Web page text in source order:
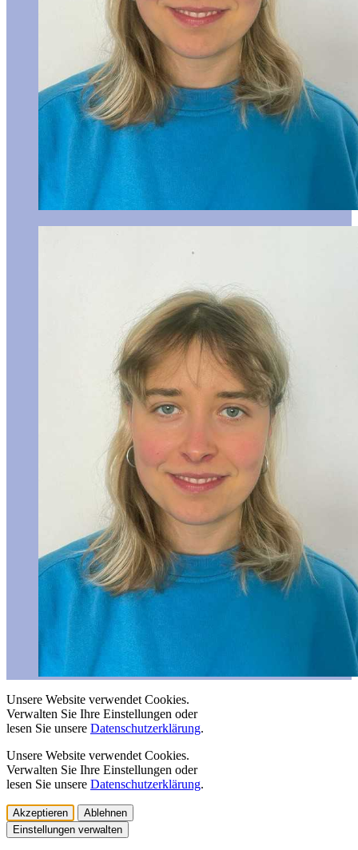
Unsere Website verwendet Cookies.
Verwalten Sie Ihre Einstellungen oder
lesen Sie unsere Datenschutzerklärung.
Unsere Website verwendet Cookies.
Verwalten Sie Ihre Einstellungen oder
lesen Sie unsere Datenschutzerklärung.
Akzeptieren
Ablehnen
Einstellungen verwalten